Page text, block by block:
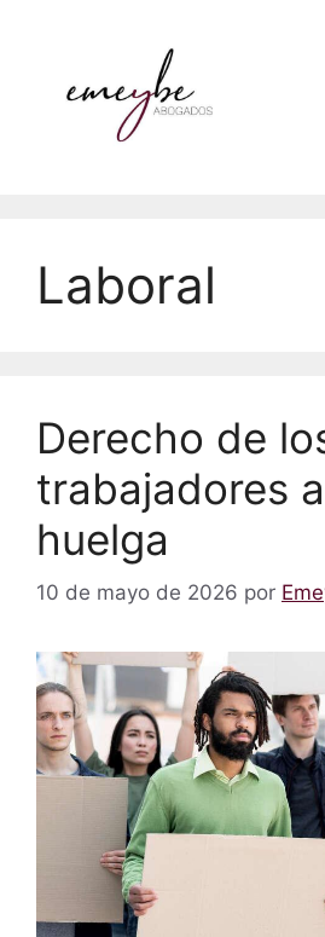
Laboral
Derecho de
trabajadores
huelga
10 de mayo de 2026 por